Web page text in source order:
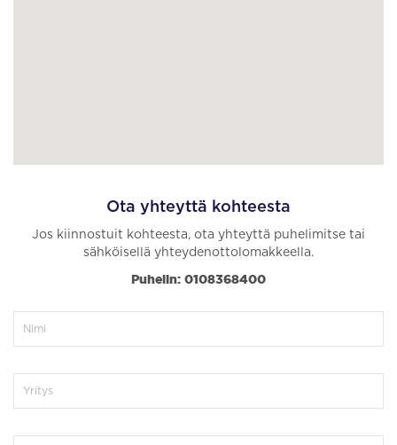
Ota yhteyttä kohteesta
Jos kiinnostuit kohteesta, ota yhteyttä puhelimitse tai
sähköisellä yhteydenottolomakkeella.
Puhelin: 0108368400